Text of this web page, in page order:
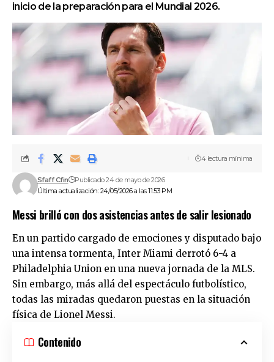
inicio de la preparación para el Mundial 2026.
Última actualización: 24/05/2026 a las 11:53 PM
Sfaff Cfin Publicado 24 de mayo de 2026
4 lectura mínima
Messi brilló con dos asistencias antes de salir lesionado
En un partido cargado de emociones y disputado bajo
una intensa tormenta, Inter Miami derrotó 6-4 a
Philadelphia Union en una nueva jornada de la MLS.
Sin embargo, más allá del espectáculo futbolístico,
todas las miradas quedaron puestas en la situación
física de Lionel Messi.
Contenido